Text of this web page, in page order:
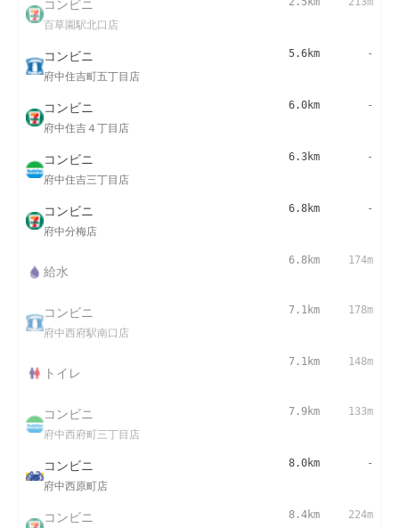
コンビニ
百草園駅北口店
コンビニ
府中住吉町五丁目店
5.6km -
コンビニ
府中住吉４丁目店
6.0km -
コンビニ
府中住吉三丁目店
6.3km -
コンビニ
府中分梅店
6.8km -
給水
6.8km 174m
コンビニ
府中西府駅南口店
7.1km 178m
トイレ
7.1km 148m
コンビニ
府中西府町三丁目店
7.9km 133m
コンビニ
府中西原町店
8.0km -
コンビニ 8.4km 224m